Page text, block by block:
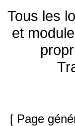
Tous les
et
[ Page